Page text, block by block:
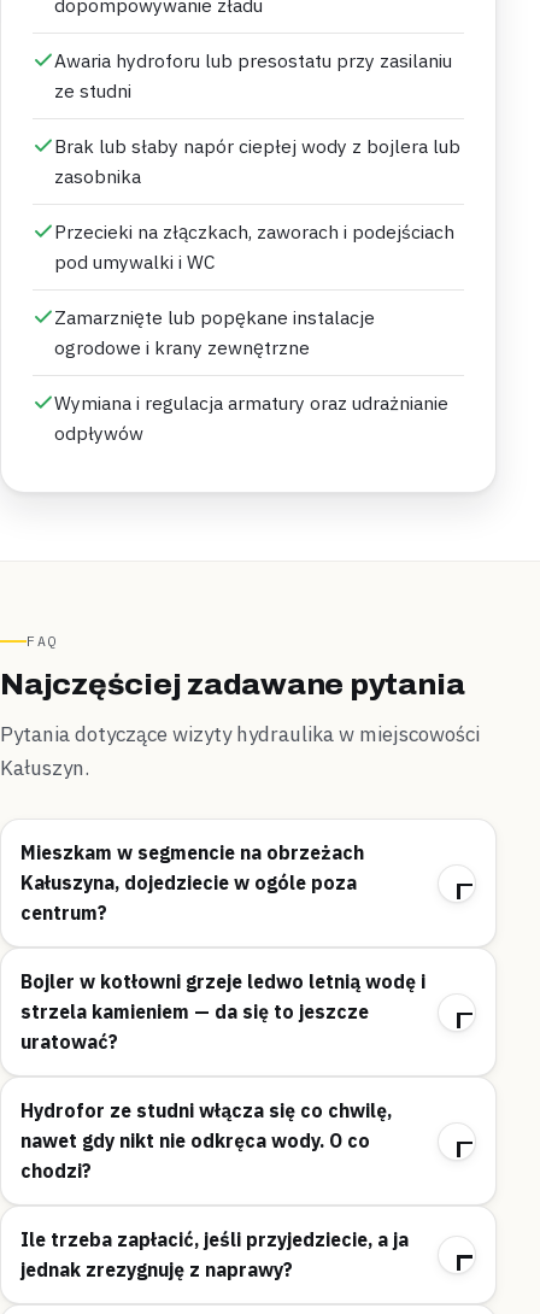
dopompowywanie zładu
Awaria hydroforu lub presostatu przy zasilaniu
ze studni
Brak lub słaby napór ciepłej wody z bojlera lub
zasobnika
Przecieki na złączkach, zaworach i podejściach
pod umywalki i WC
Zamarznięte lub popękane instalacje
ogrodowe i krany zewnętrzne
Wymiana i regulacja armatury oraz udrażnianie
odpływów
FAQ
Najczęściej zadawane pytania
Pytania dotyczące wizyty hydraulika w miejscowości
Kałuszyn.
Mieszkam w segmencie na obrzeżach
Kałuszyna, dojedziecie w ogóle poza
centrum?
Bojler w kotłowni grzeje ledwo letnią wodę i
strzela kamieniem — da się to jeszcze
uratować?
Hydrofor ze studni włącza się co chwilę,
nawet gdy nikt nie odkręca wody. O co
chodzi?
Ile trzeba zapłacić, jeśli przyjedziecie, a ja
jednak zrezygnuję z naprawy?